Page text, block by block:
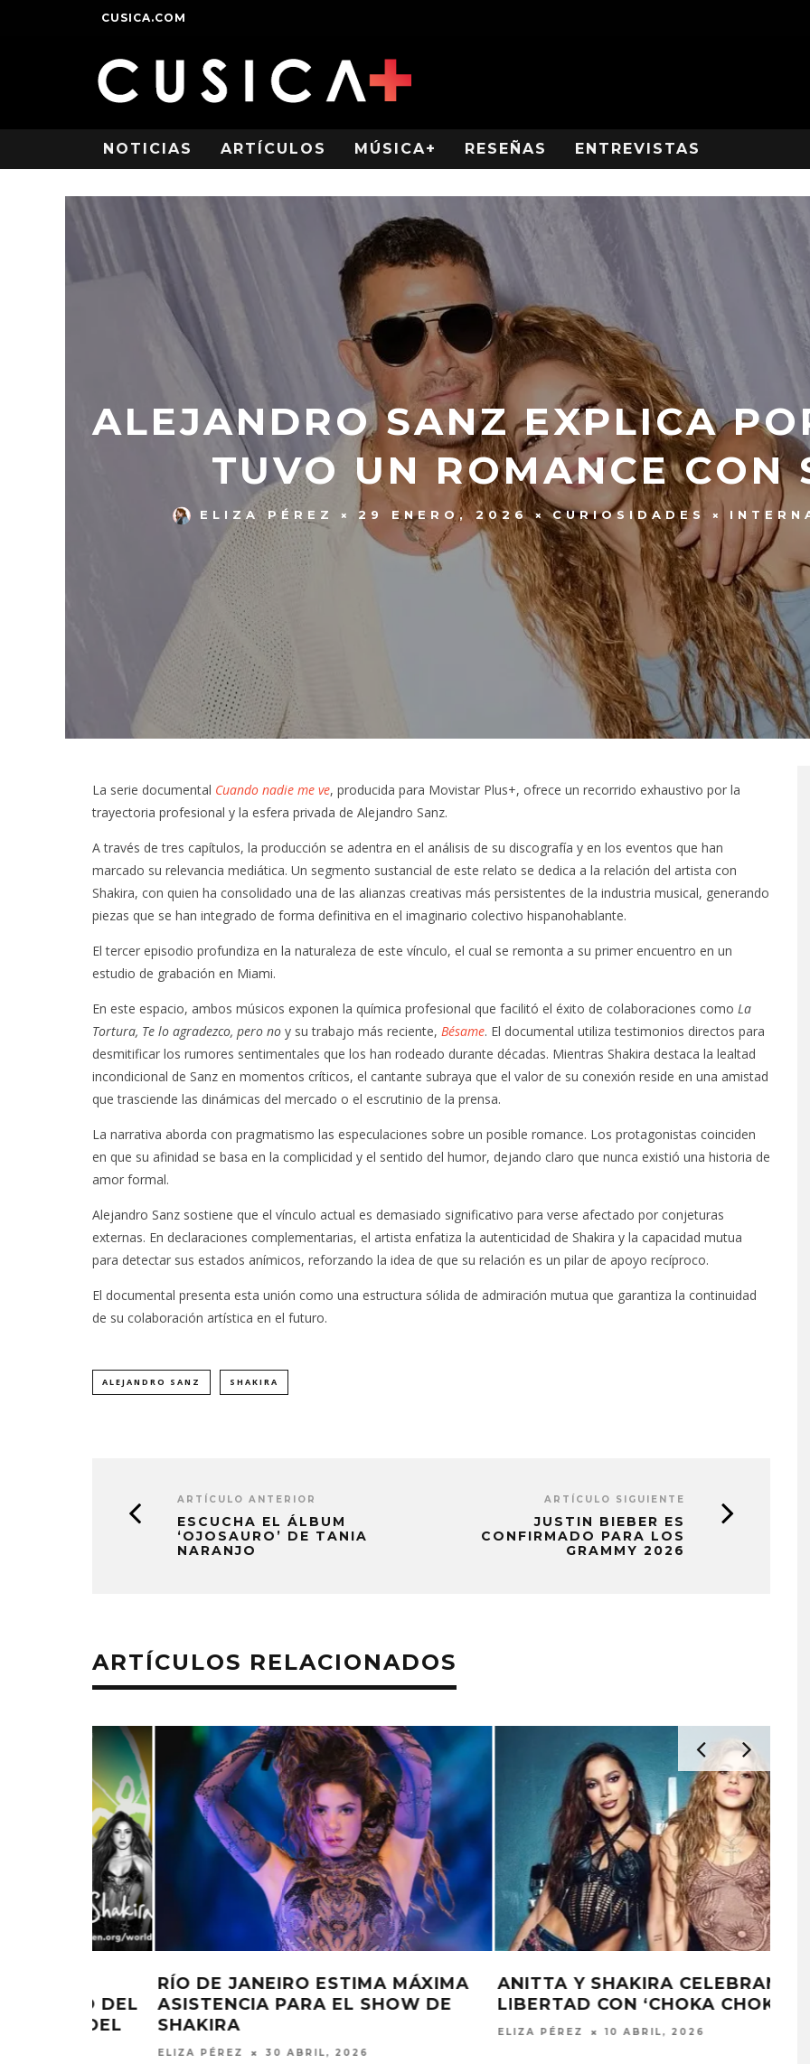
CUSICA.COM
NOTICIAS ARTÍCULOS MÚSICA+ RESEÑAS ENTREVISTAS
ALEJANDRO SANZ EXPLICA
TUVO UN ROMANCE CON
ELIZA PÉREZ 29 ENERO, 2026 CURIOSIDADES
La serie documental Cuando nadie me ve, producida para Movistar Plus+, ofrece un recorrido exhaustivo por la
trayectoria profesional y la esfera privada de Alejandro Sanz.
A través de tres capítulos, la producción se adentra en el análisis de su discografía y en los eventos que han
marcado su relevancia mediática. Un segmento sustancial de este relato se dedica a la relación del artista con
Shakira, con quien ha consolidado una de las alianzas creativas más persistentes de la industria musical, generando
piezas que se han integrado de forma definitiva en el imaginario colectivo hispanohablante.
El tercer episodio profundiza en la naturaleza de este vínculo, el cual se remonta a su primer encuentro en un
estudio de grabación en Miami.
En este espacio, ambos músicos exponen la química profesional que facilitó el éxito de colaboraciones como La
Tortura, Te lo agradezco, pero no y su trabajo más reciente, Bésame. El documental utiliza testimonios directos para
desmitificar los rumores sentimentales que los han rodeado durante décadas. Mientras Shakira destaca la lealtad
incondicional de Sanz en momentos críticos, el cantante subraya que el valor de su conexión reside en una amistad
que trasciende las dinámicas del mercado o el escrutinio de la prensa.
La narrativa aborda con pragmatismo las especulaciones sobre un posible romance. Los protagonistas coinciden
en que su afinidad se basa en la complicidad y el sentido del humor, dejando claro que nunca existió una historia de
amor formal.
Alejandro Sanz sostiene que el vínculo actual es demasiado significativo para verse afectado por conjeturas
externas. En declaraciones complementarias, el artista enfatiza la autenticidad de Shakira y la capacidad mutua
para detectar sus estados anímicos, reforzando la idea de que su relación es un pilar de apoyo recíproco.
El documental presenta esta unión como una estructura sólida de admiración mutua que garantiza la continuidad
de su colaboración artística en el futuro.
ALEJANDRO SANZ SHAKIRA
ARTÍCULO ANTERIOR
ESCUCHA EL ÁLBUM
‘OJOSAURO’ DE TANIA
NARANJO
ARTÍCULO SIGUIENTE
JUSTIN BIEBER ES
CONFIRMADO PARA LOS
GRAMMY 2026
ARTÍCULOS RELACIONADOS
ANITTA Y SHAKIRA CELEBRAN LA
LIBERTAD CON ‘CHOKA CHOKA’
ELIZA PÉREZ 10 ABRIL, 2026
SHAKIRA Y BEÉLE PUBLICAN EL
SINGLE ‘ALGO TÚ’
ELIZA PÉREZ 5 MARZO, 2026